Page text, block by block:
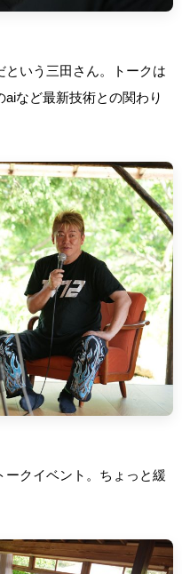
いう三田さん。トークは
など最新技術との関わり
クイベント。ちょっと緩